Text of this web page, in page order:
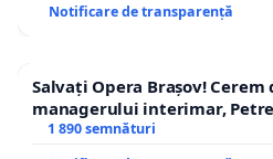
Notificare de transparență
Salvați Opera Brașov!
managerului interimar,
1 890 semnături